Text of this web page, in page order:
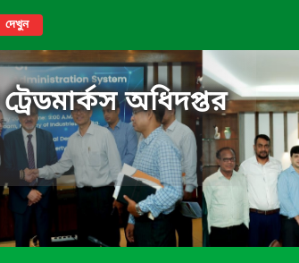
দেখুন
অধিদপ্তর